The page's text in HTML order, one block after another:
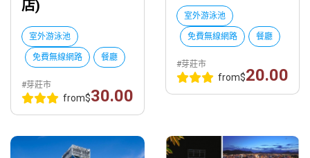
店)
室外游泳池
免費無線網路 餐廳
#芽莊市
from$30.00
室外游泳池
免費無線網路 餐廳
#芽莊市
from$20.00